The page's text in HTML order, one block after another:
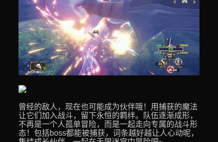
曾经的敌人，现在也可能成为伙伴哦！用捕获的魔法
让它们加入战斗，留下永恒的羁绊。队伍逐渐成形，
不再是一个人孤单冒险，而是一起走向专属的战斗形
态！包括boss都能被捕获，词条越好越让人心动呢，